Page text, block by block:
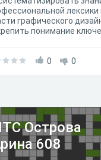
лексики
графического
понимание
0 0
Острова
608